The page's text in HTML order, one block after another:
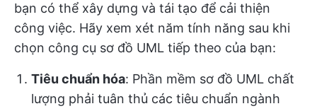
bạn có thể xây dựng và tái tạo để cải thiện
công việc. Hãy xem xét năm tính năng sau khi
chọn công cụ sơ đồ UML tiếp theo của bạn:
Tiêu chuẩn hóa: Phần mềm sơ đồ UML chất
lượng phải tuân thủ các tiêu chuẩn ngành